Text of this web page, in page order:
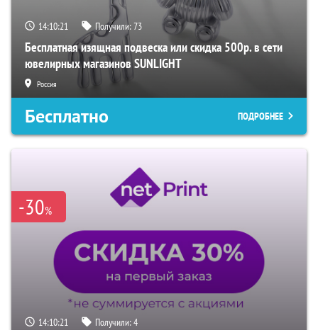
14:10:20 Получили:73
Бесплатная изящная подвеска или скидка 500р. в сети
ювелирных магазинов SUNLIGHT
Россия
Бесплатно ПОДРОБНЕЕ
-30%
14:10:20 Получили:4